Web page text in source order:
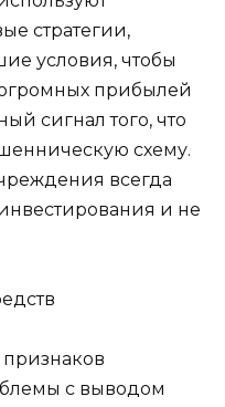
стратегии,
условия, чтобы
прибылей
сигнал того, что
схему.
всегда
и не
с выводом